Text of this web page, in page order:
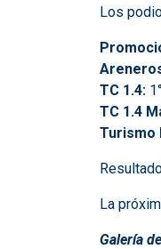
Los
TC 1.4:
TC 1.4
Turismo
La
Galería